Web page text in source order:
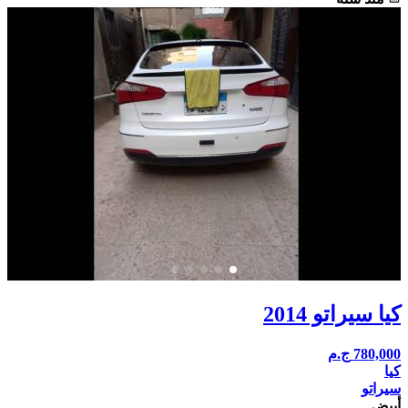
كيا سيراتو 2014
780,000 ج.م
كيا
سيراتو